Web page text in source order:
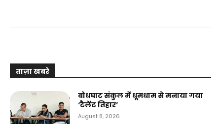
ताज़ा खबरे
बोधघाट संकुल में धूमधाम से मनाया गया
‘टैलेंट तिहार’
August 8, 2026